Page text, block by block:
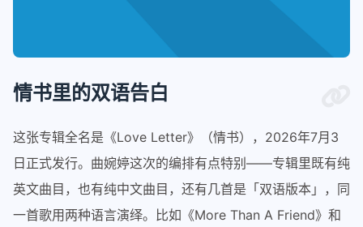
情书里的双语告白
这张专辑全名是《Love Letter》（情书），2026年7月3
日正式发行。曲婉婷这次的编排有点特别——专辑里既有纯
英文曲目，也有纯中文曲目，还有几首是「双语版本」，同
一首歌用两种语言演绎。比如《More Than A Friend》和